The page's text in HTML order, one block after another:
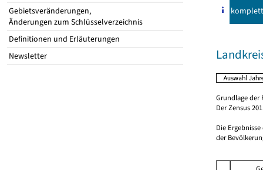
Gebietsveränderungen,
Änderungen zum Schlüsselverzeichnis
Definitionen und Erläuterungen
Newsletter
komplett
Grundlage der
Der Zensus
Die
der